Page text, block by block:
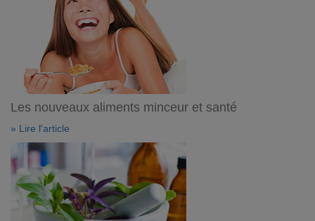
Les nouveaux aliments minceur et santé
» Lire l'article